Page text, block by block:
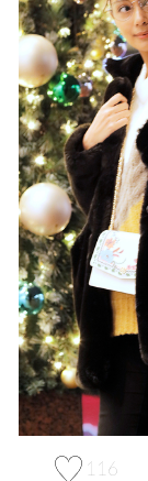
116